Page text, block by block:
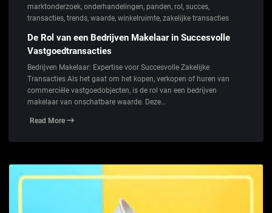
marktonderzoek, onderhandelingen, panden, rol , succes,
transacties, trends, waarde, winkelruimte, zakelijke transacties
De Rol van een Bedrijven Makelaar in Succesvolle
Vastgoedtransacties
Bedrijven Makelaar: Expertise voor Succesvolle Zakelijke
Transacties Als het gaat om het kopen, verkopen of huren van
commerciële vastgoedobjecten, is de rol van een bedrijven
makelaar van onschatbare waarde. Deze…
Read More